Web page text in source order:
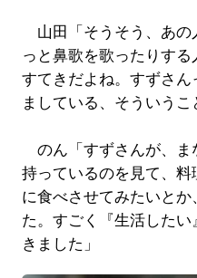
山田「そうそう、あの
っと鼻歌を歌ったりす
すてきだよね。すずさ
ましている、そういうこ
のん「すずさんが、ま
持っているのを見て、料
に食べさせてみたいと
た。すごく『生活した
きました」